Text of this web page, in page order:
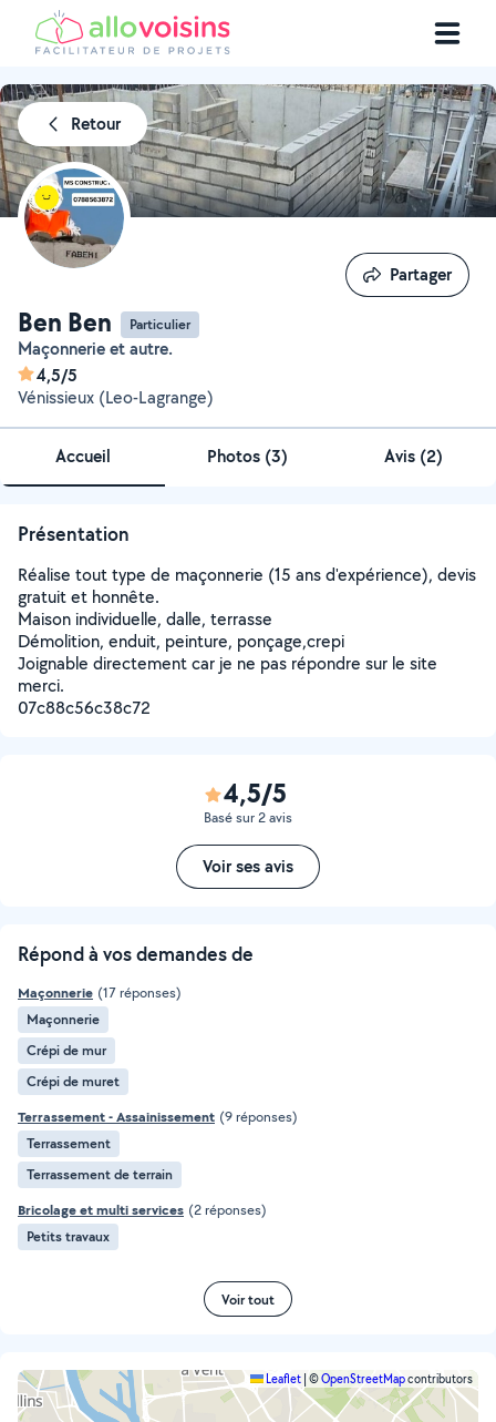
Retour
Ben Ben Particulier
Maçonnerie et autre.
4,5/5
Vénissieux (Leo-Lagrange)
Partager
Partager
Accueil Photos (3) Avis (2)
Présentation
Réalise tout type de maçonnerie (15 ans d'expérience), devis
gratuit et honnête.
Maison individuelle, dalle, terrasse
Démolition, enduit, peinture, ponçage,crepi
Joignable directement car je ne pas répondre sur le site
merci.
07c88c56c38c72
4,5/5
Basé sur 2 avis
Voir ses avis
Répond à vos demandes de
Maçonnerie (17 réponses)
Maçonnerie
Crépi de mur
Crépi de muret
Terrassement - Assainissement (9 réponses)
Terrassement
Terrassement de terrain
Bricolage et multi services (2 réponses)
Petits travaux
Voir tout
Leaflet ©OpenStreetMapcontributors